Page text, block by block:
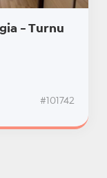
- Turnu
#101742